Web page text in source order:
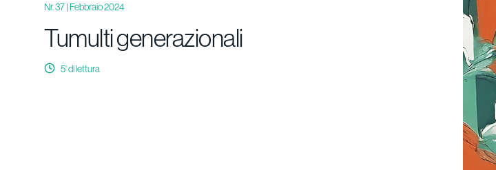
Nr. 37 | Febbraio 2024
Tumulti generazionali
5' di lettura